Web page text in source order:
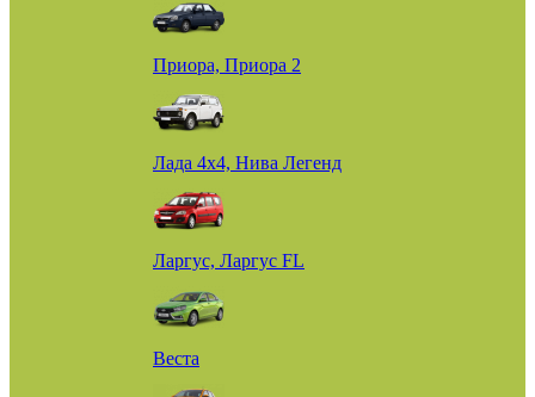
Приора, Приора 2
Лада 4х4, Нива Легенд
Ларгус, Ларгус FL
Веста